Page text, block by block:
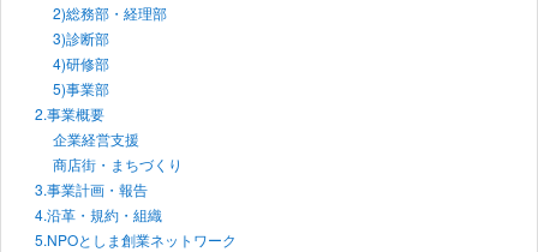
2)総務部・経理部
3)診断部
4)研修部
5)事業部
2.事業概要
企業経営支援
商店街・まちづくり
3.事業計画・報告
4.沿革・規約・組織
5.NPOとしま創業ネットワーク